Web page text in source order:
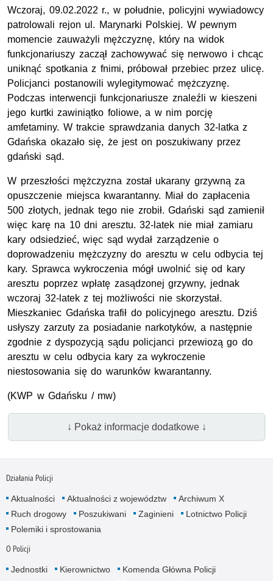
Wczoraj, 09.02.2022 r., w południe, policyjni wywiadowcy
patrolowali rejon ul. Marynarki Polskiej. W pewnym
momencie zauważyli mężczyznę, który na widok
funkcjonariuszy zaczął zachowywać się nerwowo i chcąc
uniknąć spotkania z fnimi, próbował przebiec przez ulicę.
Policjanci postanowili wylegitymować mężczyznę.
Podczas interwencji funkcjonariusze znaleźli w kieszeni
jego kurtki zawiniątko foliowe, a w nim porcję
amfetaminy. W trakcie sprawdzania danych 32-latka z
Gdańska okazało się, że jest on poszukiwany przez
gdański sąd.
W przeszłości mężczyzna został ukarany grzywną za
opuszczenie miejsca kwarantanny. Miał do zapłacenia
500 złotych, jednak tego nie zrobił. Gdański sąd zamienił
więc karę na 10 dni aresztu. 32-latek nie miał zamiaru
kary odsiedzieć, więc sąd wydał zarządzenie o
doprowadzeniu mężczyzny do aresztu w celu odbycia tej
kary. Sprawca wykroczenia mógł uwolnić się od kary
aresztu poprzez wpłatę zasądzonej grzywny, jednak
wczoraj 32-latek z tej możliwości nie skorzystał.
Mieszkaniec Gdańska trafił do policyjnego aresztu. Dziś
usłyszy zarzuty za posiadanie narkotyków, a następnie
zgodnie z dyspozycją sądu policjanci przewiozą go do
aresztu w celu odbycia kary za wykroczenie
niestosowania się do warunków kwarantanny.
(KWP w Gdańsku / mw)
↓ Pokaż informacje dodatkowe ↓
Działania Policji
Aktualności Aktualności z województw
Archiwum X
Ruch drogowy
Poszukiwani Zaginieni
Lotnictwo Policji
Polemiki i sprostowania
O Policji
Jednostki Kierownictwo
Komenda Główna Policji